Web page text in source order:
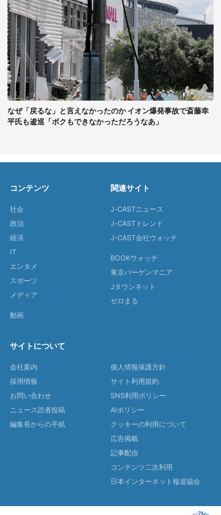
なぜ「戻るな」と言えなかったのか イオン爆発事故で斎藤幸
平氏も逡巡「ボクもできなかっただろうなあ」
コンテンツ
社会
政治
経済
IT
エンタメ
スポーツ
メディア
動画
関連サイト
J-CASTニュース
J-CASTトレンド
J-CAST会社ウォッチ
BOOKウォッチ
東京バーゲンマニア
Jタウンネット
ゼロまる
サイトについて
会社案内
採用情報
お問い合わせ
ニュース読者投稿
編集長からの手紙
個人情報保護方針
サイト利用規約
SNS利用ポリシー
AIポリシー
クッキーの利用について
広告掲載
記事配信
コンテンツ二次利用
日本インターネット報道協会